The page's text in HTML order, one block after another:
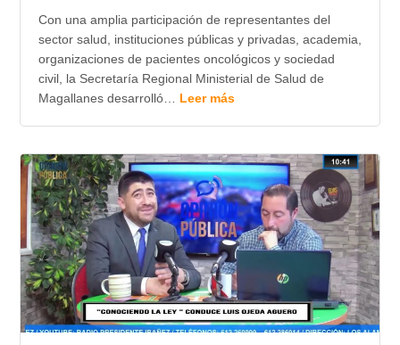
Con una amplia participación de representantes del
sector salud, instituciones públicas y privadas, academia,
organizaciones de pacientes oncológicos y sociedad
civil, la Secretaría Regional Ministerial de Salud de
Magallanes desarrolló… Leer más